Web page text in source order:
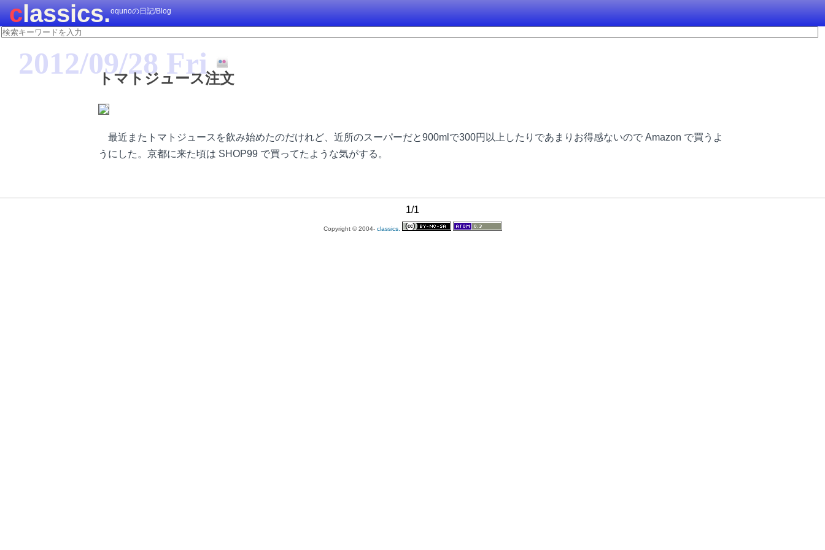
classics.oqunoの日記/Blog
2012/09/28 Fri
トマトジュース注文
最近またトマトジュースを飲み始めたのだけれど、近所のスーパーだと900mlで300円以上したりであまりお得感ないので Amazon で買うよ
うにした。京都に来た頃は SHOP99 で買ってたような気がする。
1/1
Copyright © 2004- classics.